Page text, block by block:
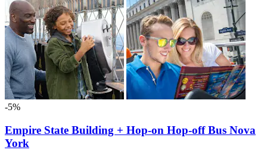
-5%
Empire State Building + Hop-­on Hop­-off Bus Nova
York